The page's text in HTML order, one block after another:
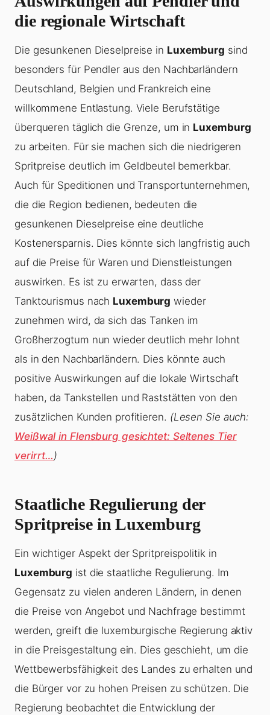
die regionale Wirtschaft
Die gesunkenen Dieselpreise in Luxemburg sind
besonders für Pendler aus den Nachbarländern
Deutschland, Belgien und Frankreich eine
willkommene Entlastung. Viele Berufstätige
überqueren täglich die Grenze, um in Luxemburg
zu arbeiten. Für sie machen sich die niedrigeren
Spritpreise deutlich im Geldbeutel bemerkbar.
Auch für Speditionen und Transportunternehmen,
die die Region bedienen, bedeuten die
gesunkenen Dieselpreise eine deutliche
Kostenersparnis. Dies könnte sich langfristig auch
auf die Preise für Waren und Dienstleistungen
auswirken. Es ist zu erwarten, dass der
Tanktourismus nach Luxemburg wieder
zunehmen wird, da sich das Tanken im
Großherzogtum nun wieder deutlich mehr lohnt
als in den Nachbarländern. Dies könnte auch
positive Auswirkungen auf die lokale Wirtschaft
haben, da Tankstellen und Raststätten von den
zusätzlichen Kunden profitieren. (Lesen Sie auch:
Weißwal in Flensburg gesichtet: Seltenes Tier
verirrt…)
Staatliche Regulierung der
Spritpreise in Luxemburg
Ein wichtiger Aspekt der Spritpreispolitik in
Luxemburg ist die staatliche Regulierung. Im
Gegensatz zu vielen anderen Ländern, in denen
die Preise von Angebot und Nachfrage bestimmt
werden, greift die luxemburgische Regierung aktiv
in die Preisgestaltung ein. Dies geschieht, um die
Wettbewerbsfähigkeit des Landes zu erhalten und
die Bürger vor zu hohen Preisen zu schützen. Die
Regierung beobachtet die Entwicklung der